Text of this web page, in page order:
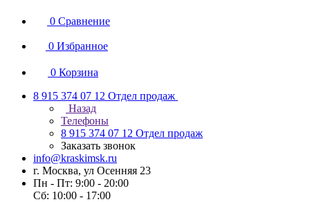
0 Сравнение
0 Избранное
0 Корзина
8 915 374 07 12 Отдел продаж
Назад
Телефоны
8 915 374 07 12 Отдел продаж
Заказать звонок
info@kraskimsk.ru
г. Москва, ул Осенняя 23
Пн - Пт: 9:00 - 20:00
Сб: 10:00 - 17:00